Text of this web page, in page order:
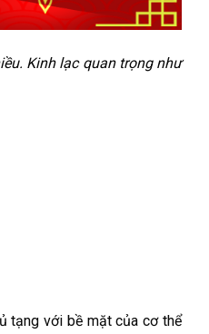
Kinh lạc quan trọng như
tạng với bề mặt của cơ thể